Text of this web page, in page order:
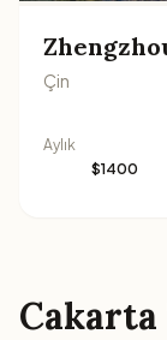
Çin
Aylık
$1400